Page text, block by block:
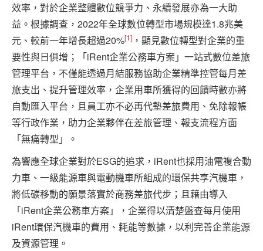
效率，對於企業整體數位競爭力、永續發展亦為一大助
益。根據調查，2022年全球數位轉型市場規模達1.8兆美
元、較前一年增長超過20%[1] ，顯見數位轉型對企業的重
要性與日俱增；「iRent企業公務車方案」一站式數位差旅
管理平台，不僅能透過月結服務協助企業精準控管每月差
旅支出、提升管理效率，企業用車所獲得的回饋時數亦將
自動匯入平台，且員工亦不必再代墊差旅費用、免除報帳
等行政作業，助力企業夥伴在差旅管理、報支流程方面
「無痛轉型」。
為響應全球企業對於ESG的追求，iRent也採用油電複合動
力車、一級能源車與電動機車所組成的環保共享汽機車，
將低碳移動的願景落實於商務差旅代步；且藉由導入
「iRent企業公務車方案」，企業得以清楚盤查每月使用
iRent環保汽機車的費用、耗能等數據，以利完善企業能源
及資源管理。